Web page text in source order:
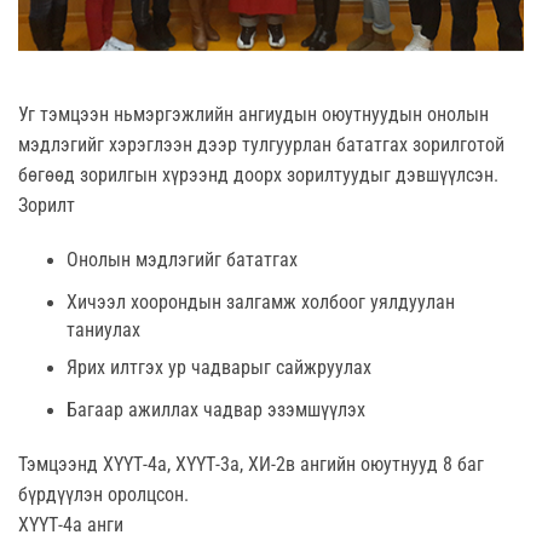
Уг тэмцээн ньмэргэжлийн ангиудын оюутнуудын онолын
мэдлэгийг хэрэглээн дээр тулгуурлан бататгах зорилготой
бөгөөд зорилгын хүрээнд доорх зорилтуудыг дэвшүүлсэн.
Зорилт
Онолын мэдлэгийг бататгах
Хичээл хоорондын залгамж холбоог уялдуулан
таниулах
Ярих илтгэх ур чадварыг сайжруулах
Багаар ажиллах чадвар эзэмшүүлэх
Тэмцээнд ХҮҮТ-4а, ХҮҮТ-3а, ХИ-2в ангийн оюутнууд 8 баг
бүрдүүлэн оролцсон.
ХҮҮТ-4а анги